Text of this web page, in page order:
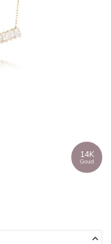
14K
Goud